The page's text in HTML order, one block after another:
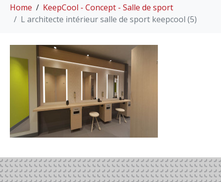
Home
KeepCool - Concept - Salle de sport
L architecte intérieur salle de sport keepcool (5)